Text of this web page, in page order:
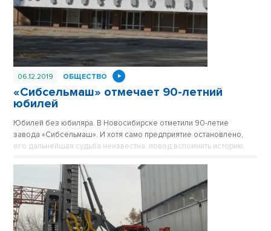
06.12.2019 ОБЩЕСТВО
«Сибсельмаш» отмечает 90-летний
юбилей
Юбилей без юбиляра. В Новосибирске отметили 90-летие
завода «Сибсельмаш». И хотя само предприятие остановлено,
его дальнейшая судьба неизвестна, повод вспомнить историю,